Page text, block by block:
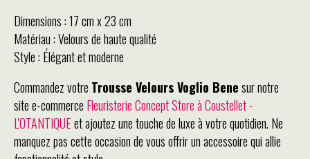
Dimensions : 17 cm x 23 cm
Matériau : Velours de haute qualité
Style : Élégant et moderne
Commandez votre Trousse Velours Voglio Benesur notre
site e-commerce Fleuristerie Concept Store à Coustellet -
L'OTANTIQUEet ajoutez une touche de luxe à votre quotidien. Ne
manquez pas cette occasion de vous offrir un accessoire qui allie